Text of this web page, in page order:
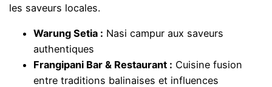
les saveurs locales.
Warung Setia : Nasi campur aux saveurs
authentiques
Frangipani Bar & Restaurant : Cuisine fusion
entre traditions balinaises et influences